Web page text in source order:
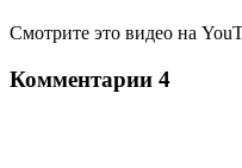
Смотрите это видео на
Комментарии 4